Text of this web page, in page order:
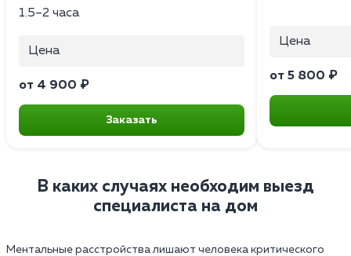
1.5–2 часа
Цена
от 4 900 ₽
Заказать
Цена
от 5 800 ₽
В каких случаях необходим выезд
специалиста на дом
Ментальные расстройства лишают человека критического